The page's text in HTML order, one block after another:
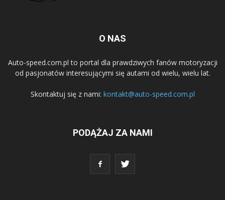
O NAS
Auto-speed.com.pl to portal dla prawdziwych fanów motoryzacji
od pasjonatów interesującymi się autami od wielu, wielu lat.
Skontaktuj się z nami: kontakt@auto-speed.com.pl
PODĄŻAJ ZA NAMI